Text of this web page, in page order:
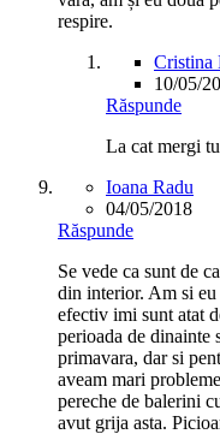
respire.
Cristina
10/05/
Răspunde
La cat mergi
Ioana Radu
04/05/2018
Răspunde
Se vede ca sunt de
din interior. Am si
efectiv imi sunt atat
perioada de dinainte
primavara, dar si
aveam mari
pereche de balerini
avut grija asta.